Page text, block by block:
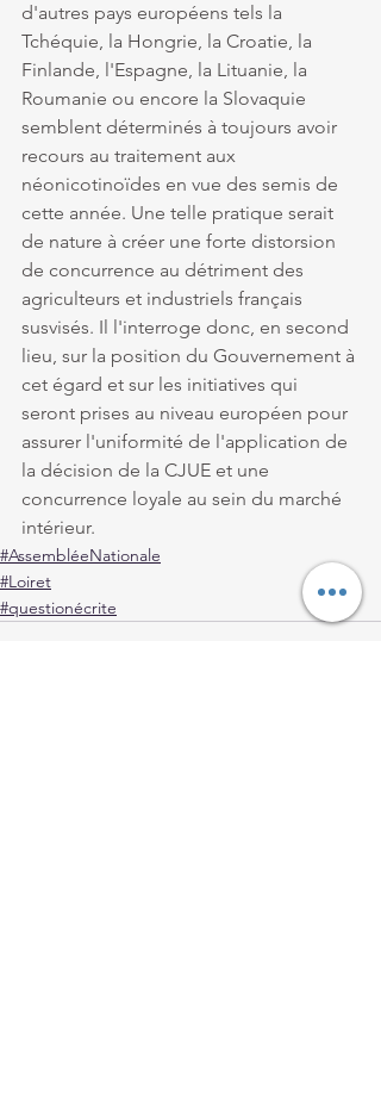
d'autres pays européens tels la
Tchéquie, la Hongrie, la Croatie, la
Finlande, l'Espagne, la Lituanie, la
Roumanie ou encore la Slovaquie
semblent déterminés à toujours avoir
recours au traitement aux
néonicotinoïdes en vue des semis de
cette année. Une telle pratique serait
de nature à créer une forte distorsion
de concurrence au détriment des
agriculteurs et industriels français
susvisés. Il l'interroge donc, en second
lieu, sur la position du Gouvernement à
cet égard et sur les initiatives qui
seront prises au niveau européen pour
assurer l'uniformité de l'application de
la décision de la CJUE et une
concurrence loyale au sein du marché
intérieur.
#AssembléeNationale
#Loiret
#questionécrite